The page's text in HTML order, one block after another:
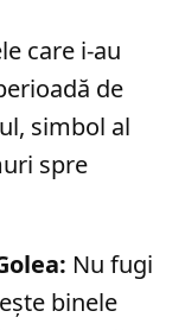
care i-au
de
simbol al
spre
Nu fugi
binele